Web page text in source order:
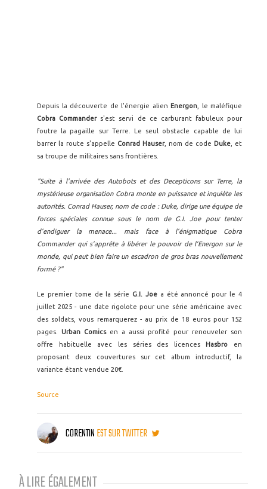
Depuis la découverte de l'énergie alien Energon , le maléfique
Cobra Commanders'est servi de ce carburant fabuleux pour
foutre la pagaille sur Terre. Le seul obstacle capable de lui
barrer la route s'appelle Conrad Hauser, nom de code Duke , et
sa troupe de militaires sans frontières.
"Suite à l'arrivée des Autobots et des Decepticons sur Terre, la
mystérieuse organisation Cobra monte en puissance et inquiète les
autorités. Conrad Hauser, nom de code : Duke, dirige une équipe de
forces spéciales connue sous le nom de G.I. Joe pour tenter
d’endiguer la menace... mais face à l’énigmatique Cobra
Commander qui s’apprête à libérer le pouvoir de l’Energon sur le
monde, qui peut bien faire un escadron de gros bras nouvellement
formé ?"
Le premier tome de la série G.I. Joea été annoncé pour le 4
juillet 2025 - une date rigolote pour une série américaine avec
des soldats, vous remarquerez - au prix de 18 euros pour 152
pages. Urban Comicsen a aussi profité pour renouveler son
offre habituelle avec les séries des licences
Hasbro en
proposant deux couvertures sur cet album introductif, la
variante étant vendue 20€.
Source
CORENTINEST SUR TWITTER
À LIRE ÉGALEMENT